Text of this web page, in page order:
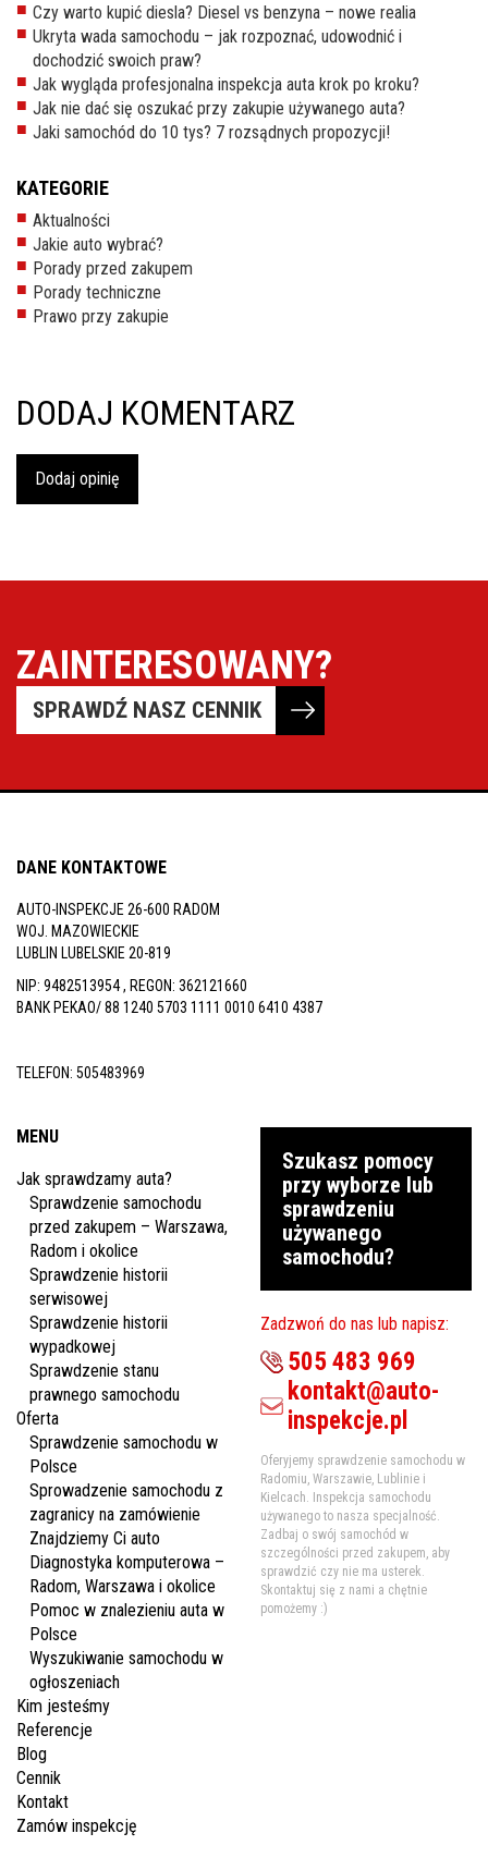
Czy warto kupić diesla? Diesel vs benzyna – nowe realia
Ukryta wada samochodu – jak rozpoznać, udowodnić i
dochodzić swoich praw?
Jak wygląda profesjonalna inspekcja auta krok po kroku?
Jak nie dać się oszukać przy zakupie używanego auta?
Jaki samochód do 10 tys? 7 rozsądnych propozycji!
KATEGORIE
Aktualności
Jakie auto wybrać?
Porady przed zakupem
Porady techniczne
Prawo przy zakupie
DODAJ KOMENTARZ
Dodaj opinię
ZAINTERESOWANY?
SPRAWDŹ NASZ CENNIK
DANE KONTAKTOWE
AUTO-INSPEKCJE 26-600 RADOM
WOJ. MAZOWIECKIE
LUBLIN LUBELSKIE 20-819
NIP: 9482513954 , REGON: 362121660
BANK PEKAO/ 88 1240 5703 1111 0010 6410 4387
TELEFON: 505483969
MENU
Jak sprawdzamy auta?
Sprawdzenie samochodu
przed zakupem – Warszawa,
Radom i okolice
Sprawdzenie historii
serwisowej
Sprawdzenie historii
wypadkowej
Sprawdzenie stanu
prawnego samochodu
Oferta
Sprawdzenie samochodu w
Polsce
Sprowadzenie samochodu z
zagranicy na zamówienie
Znajdziemy Ci auto
Diagnostyka komputerowa –
Radom, Warszawa i okolice
Pomoc w znalezieniu auta w
Polsce
Wyszukiwanie samochodu w
ogłoszeniach
Kim jesteśmy
Referencje
Blog
Cennik
Kontakt
Zamów inspekcję
Szukasz pomocy
przy wyborze lub
sprawdzeniu
używanego
samochodu?
Zadzwoń do nas lub napisz:
505 483 969
kontakt@auto-
inspekcje.pl
Oferyjemy sprawdzenie samochodu w
Radomiu, Warszawie, Lublinie i
Kielcach. Inspekcja samochodu
używanego to nasza specjalność.
Zadbaj o swój samochód w
szczególności przed zakupem, aby
sprawdzić czy nie ma usterek.
Skontaktuj się z nami a chętnie
pomożemy :)